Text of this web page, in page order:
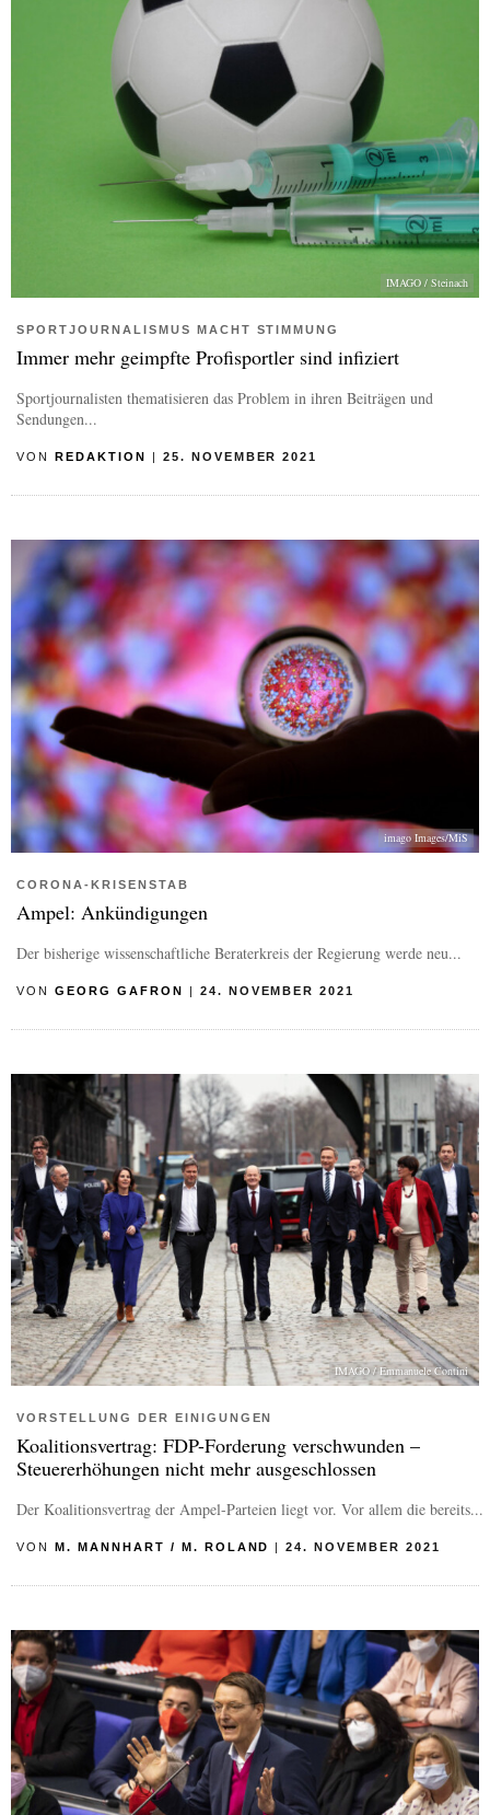
IMAGO / Steinach
SPORTJOURNALISMUS MACHT STIMMUNG
Immer mehr geimpfte Profisportler sind infiziert
Sportjournalisten thematisieren das Problem in ihren Beiträgen und
Sendungen...
VON REDAKTION | 25. NOVEMBER 2021
imago Images/MiS
CORONA-KRISENSTAB
Ampel: Ankündigungen
Der bisherige wissenschaftliche Beraterkreis der Regierung werde neu...
VON GEORG GAFRON | 24. NOVEMBER 2021
IMAGO / Emmanuele Contini
VORSTELLUNG DER EINIGUNGEN
Koalitionsvertrag: FDP-Forderung verschwunden –
Steuererhöhungen nicht mehr ausgeschlossen
Der Koalitionsvertrag der Ampel-Parteien liegt vor. Vor allem die bereits...
VON M. MANNHART / M. ROLAND |24. NOVEMBER 2021